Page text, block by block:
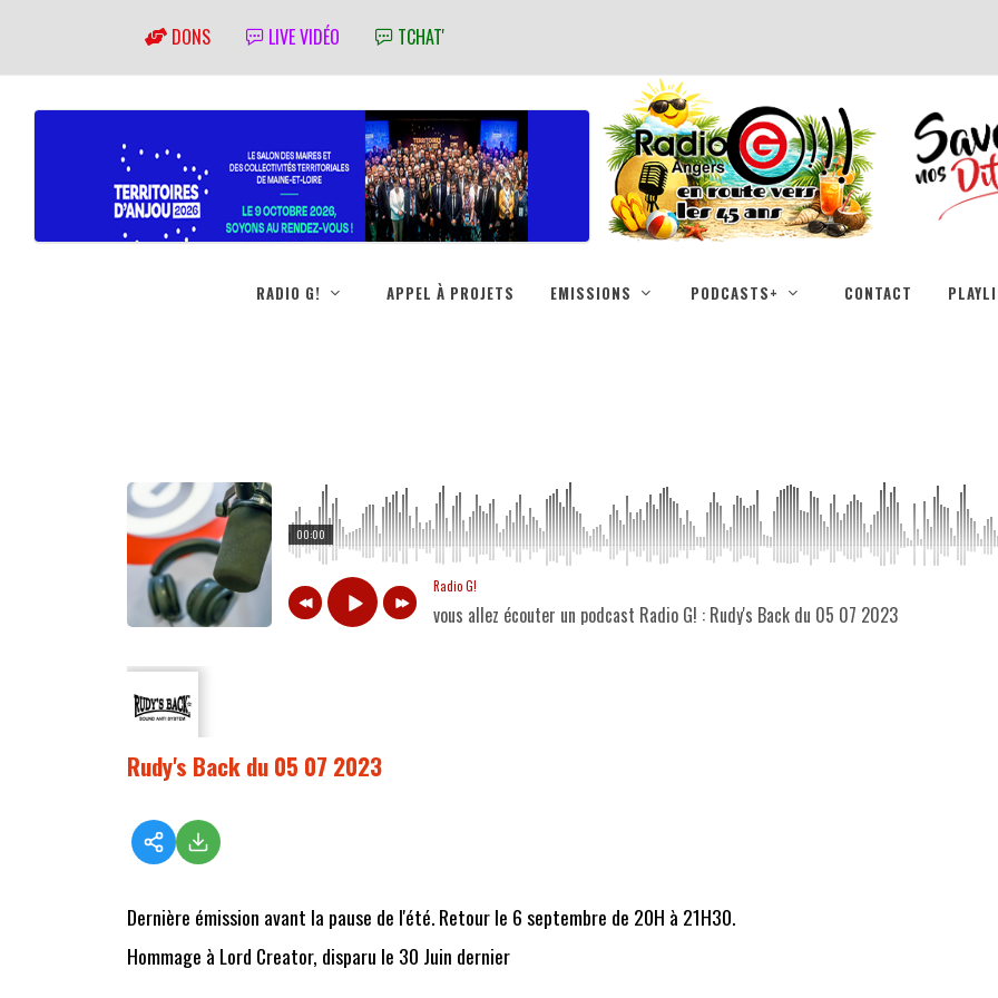
DONS LIVE VIDÉO TCHAT'
RADIO G! APPEL À PROJETS EMISSIONS PODCASTS+ CONTACT
00:00
Radio G!
vous allez écouter un podcast Radio G! : Rudy's Back du 05 07 2023
Rudy's Back du 05 07 2023
Dernière émission avant la pause de l'été. Retour le 6 septembre de 20H à 21H30.
Hommage à Lord Creator, disparu le 30 Juin dernier